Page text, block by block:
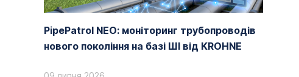
PipePatrol NEO: моніторинг трубопроводів
нового покоління на базі ШІ від KROHNE